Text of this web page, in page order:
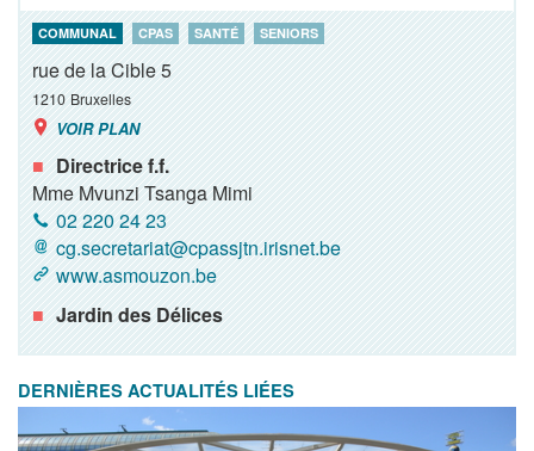
COMMUNAL CPAS SANTÉ SENIORS
rue de la Cible 5
1210 Bruxelles
VOIR PLAN
Directrice f.f.
Mme Mvunzi Tsanga Mimi
02 220 24 23
cg.secretariat@cpassjtn.irisnet.be
www.asmouzon.be
Jardin des Délices
DERNIÈRES ACTUALITÉS LIÉES